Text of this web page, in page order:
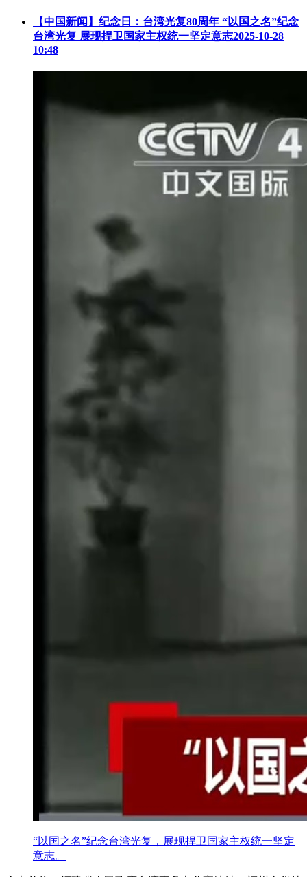
【中国新闻】纪念日：台湾光复80周年 “以国之名”纪念
台湾光复 展现捍卫国家主权统一坚定意志2025-10-28
10:48
“以国之名”纪念台湾光复，展现捍卫国家主权统一坚定
意志。